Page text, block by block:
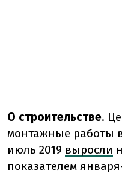
О строительстве.
монтажные работы
июль 2019 выросли
показателем